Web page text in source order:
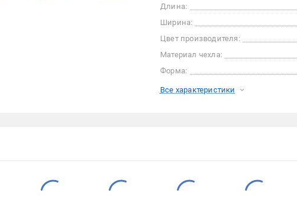
Длина:
Ширина:
Цвет производителя:
Материал чехла:
Форма:
Все характеристики